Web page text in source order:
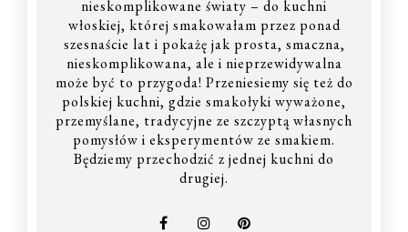
nieskomplikowane światy – do kuchni
włoskiej, której smakowałam przez ponad
szesnaście lat i pokażę jak prosta, smaczna,
nieskomplikowana, ale i nieprzewidywalna
może być to przygoda! Przeniesiemy się też do
polskiej kuchni, gdzie smakołyki wyważone,
przemyślane, tradycyjne ze szczyptą własnych
pomysłów i eksperymentów ze smakiem.
Będziemy przechodzić z jednej kuchni do
drugiej.